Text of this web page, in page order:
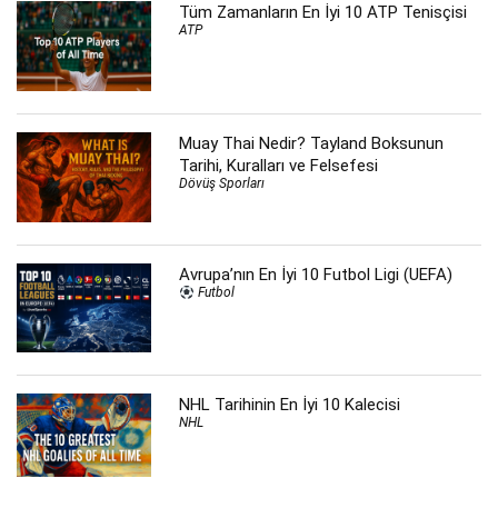
Tüm Zamanların En İyi 10 ATP Tenisçisi
ATP
Muay Thai Nedir? Tayland Boksunun
Tarihi, Kuralları ve Felsefesi
Dövüş Sporları
Avrupa’nın En İyi 10 Futbol Ligi (UEFA)
Futbol
NHL Tarihinin En İyi 10 Kalecisi
NHL